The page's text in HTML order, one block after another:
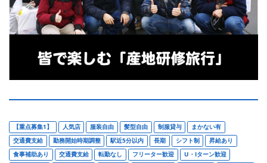
【重点募集1】 人気店 服装自由 髪型自由 制服貸与
まかない有
交通費支給
勤務開始時期調整 駅近5分以内 長期 シフト制
昇給あり
食事補助あり
交通費支給 転勤なし フリーター歓迎
U・Iターン歓迎